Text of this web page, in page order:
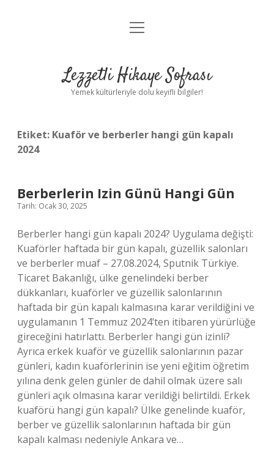
Anasayfa
Yasal Uyarı
menüyü
Lezzetli Hikaye Sofrası
Yemek kültürleriyle dolu keyifli bilgiler!
Etiket: Kuaför ve berberler hangi gün kapalı
2024
Berberlerin Izin Günü Hangi Gün
Tarih: Ocak 30, 2025
Berberler hangi gün kapalı 2024? Uygulama değişti:
Kuaförler haftada bir gün kapalı, güzellik salonları
ve berberler muaf – 27.08.2024, Sputnik Türkiye.
Ticaret Bakanlığı, ülke genelindeki berber
dükkanları, kuaförler ve güzellik salonlarının
haftada bir gün kapalı kalmasına karar verildiğini ve
uygulamanın 1 Temmuz 2024’ten itibaren yürürlüğe
gireceğini hatırlattı. Berberler hangi gün izinli?
Ayrıca erkek kuaför ve güzellik salonlarının pazar
günleri, kadın kuaförlerinin ise yeni eğitim öğretim
yılına denk gelen günler de dahil olmak üzere salı
günleri açık olmasına karar verildiği belirtildi. Erkek
kuaförü hangi gün kapalı? Ülke genelinde kuaför,
berber ve güzellik salonlarının haftada bir gün
kapalı kalması nedeniyle Ankara ve…